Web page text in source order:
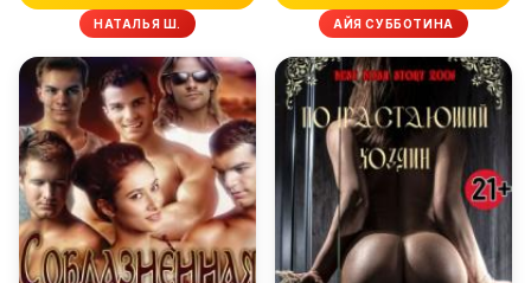
НАТАЛЬЯ Ш. АЙЯ СУББОТИНА